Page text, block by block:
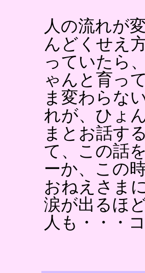
人の流れが
んどくせえ
っていたら
ゃんと育っ
ま変わらな
れが、ひょ
まとお話す
て、この話
ーか、この
おねえさま
涙が出るほ
人も・・・